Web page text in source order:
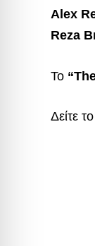
Alex
Reza
Το
Δείτε